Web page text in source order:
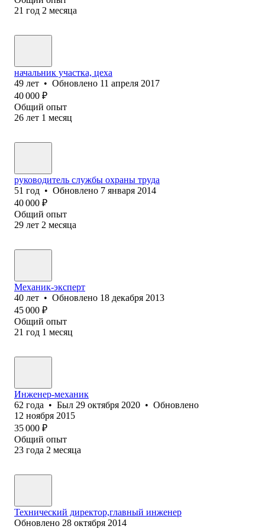
21 год 2 месяца
начальник участка, цеха
49 лет • Обновлено 11 апреля 2017
40 000 ₽
Общий опыт
26 лет 1 месяц
руководитель службы охраны труда
51 год • Обновлено 7 января 2014
40 000 ₽
Общий опыт
29 лет 2 месяца
Механик-эксперт
40 лет • Обновлено 18 декабря 2013
45 000 ₽
Общий опыт
21 год 1 месяц
Инженер-механик
62 года • Был 29 октября 2020 • Обновлено
12 ноября 2015
35 000 ₽
Общий опыт
23 года 2 месяца
Технический директор,главный инженер
Обновлено 28 октября 2014